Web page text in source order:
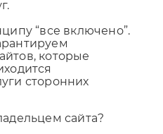
которые
сторонних